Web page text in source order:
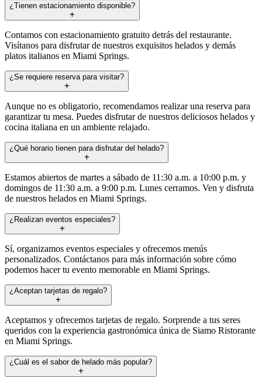
¿Tienen estacionamiento disponible?
Contamos con estacionamiento gratuito detrás del restaurante.
Visítanos para disfrutar de nuestros exquisitos helados y demás
platos italianos en Miami Springs.
¿Se requiere reserva para visitar?
Aunque no es obligatorio, recomendamos realizar una reserva para
garantizar tu mesa. Puedes disfrutar de nuestros deliciosos helados y
cocina italiana en un ambiente relajado.
¿Qué horario tienen para disfrutar del helado?
Estamos abiertos de martes a sábado de 11:30 a.m. a 10:00 p.m. y
domingos de 11:30 a.m. a 9:00 p.m. Lunes cerramos. Ven y disfruta
de nuestros helados en Miami Springs.
¿Realizan eventos especiales?
Sí, organizamos eventos especiales y ofrecemos menús
personalizados. Contáctanos para más información sobre cómo
podemos hacer tu evento memorable en Miami Springs.
¿Aceptan tarjetas de regalo?
Aceptamos y ofrecemos tarjetas de regalo. Sorprende a tus seres
queridos con la experiencia gastronómica única de Siamo Ristorante
en Miami Springs.
¿Cuál es el sabor de helado más popular?